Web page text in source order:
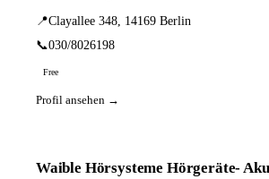
📍Clayallee 348, 14169 Berlin
📞030/8026198
Free
Profil ansehen →
Waible Hörsysteme Hörgeräte-